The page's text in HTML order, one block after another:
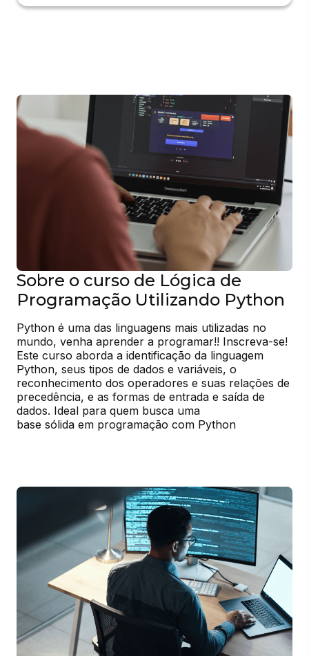
Sobre o curso de Lógica de
Programação Utilizando Python
Python é uma das linguagens mais utilizadas no
mundo, venha aprender a programar!! Inscreva-se!
Este curso aborda a identificação da linguagem
Python, seus tipos de dados e variáveis, o
reconhecimento dos operadores e suas relações de
precedência, e as formas de entrada e saída de
dados. Ideal para quem busca uma
base sólida em programação com Python